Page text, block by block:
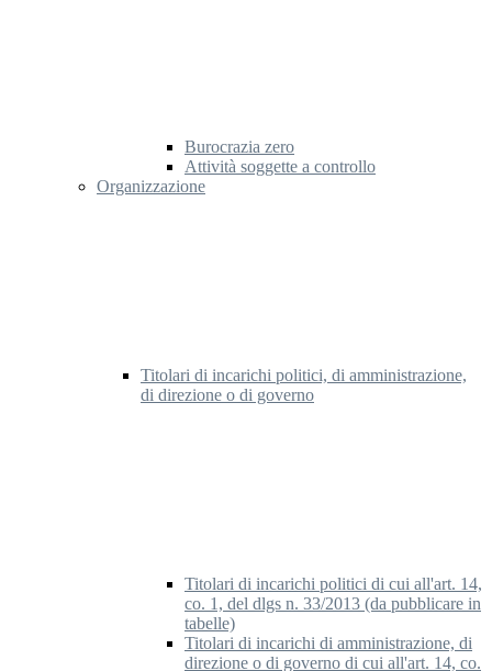
Burocrazia zero
Attività soggette a controllo
Organizzazione
Titolari di incarichi politici, di amministrazione,
di direzione o di governo
Titolari di incarichi politici di cui all'art. 14,
co. 1, del dlgs n. 33/2013 (da pubblicare in
tabelle)
Titolari di incarichi di amministrazione, di
direzione o di governo di cui all'art. 14, co.